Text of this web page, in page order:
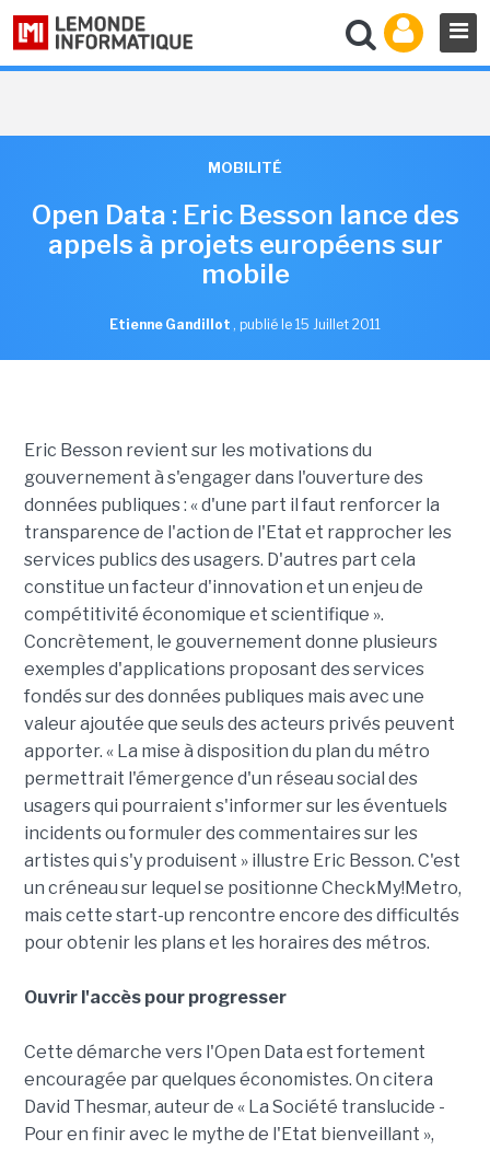
MOBILITÉ
Open Data : Eric Besson lance des
appels à projets européens sur
mobile
Etienne Gandillot , publié le 15 Juillet 2011
Eric Besson revient sur les motivations du
gouvernement à s'engager dans l'ouverture des
données publiques : « d'une part il faut renforcer la
transparence de l'action de l'Etat et rapprocher les
services publics des usagers. D'autres part cela
constitue un facteur d'innovation et un enjeu de
compétitivité économique et scientifique ».
Concrètement, le gouvernement donne plusieurs
exemples d'applications proposant des services
fondés sur des données publiques mais avec une
valeur ajoutée que seuls des acteurs privés peuvent
apporter. « La mise à disposition du plan du métro
permettrait l'émergence d'un réseau social des
usagers qui pourraient s'informer sur les éventuels
incidents ou formuler des commentaires sur les
artistes qui s'y produisent » illustre Eric Besson. C'est
un créneau sur lequel se positionne CheckMy!Metro,
mais cette start-up rencontre encore des difficultés
pour obtenir les plans et les horaires des métros.
Ouvrir l'accès pour progresser
Cette démarche vers l'Open Data est fortement
encouragée par quelques économistes. On citera
David Thesmar, auteur de « La Société translucide -
Pour en finir avec le mythe de l'Etat bienveillant »,